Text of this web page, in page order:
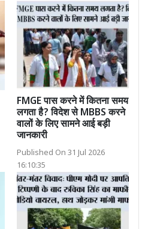
FMGE पास करने में कितना समय
लगता है? विदेश से MBBS करने
वालों के लिए सामने आई बड़ी
जानकारी
Published On 31 Jul 2026
16:10:35